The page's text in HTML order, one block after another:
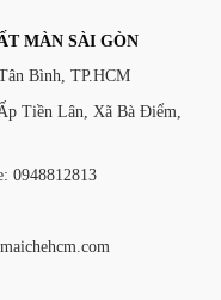
MÀN SÀI GÒN
Bình, TP.HCM
Tiền Lân, Xã Bà Điểm,
0948812813